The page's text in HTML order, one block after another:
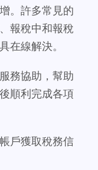
。許多常見的
報稅中和報稅
在線解決。
務協助，幫助
順利完成各項
戶獲取稅務信